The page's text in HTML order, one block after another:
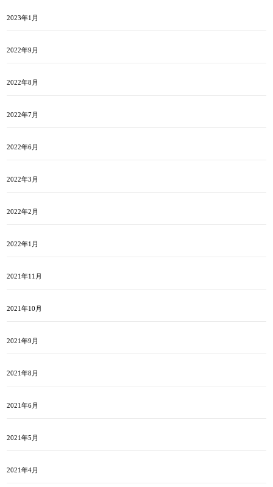
2023年1月
2022年9月
2022年8月
2022年7月
2022年6月
2022年3月
2022年2月
2022年1月
2021年11月
2021年10月
2021年9月
2021年8月
2021年6月
2021年5月
2021年4月